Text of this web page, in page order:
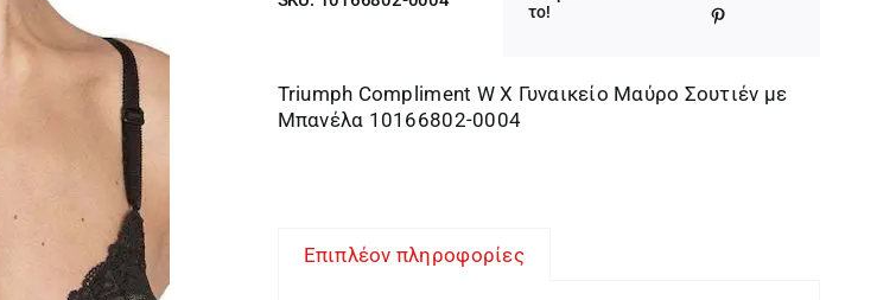
21,25 €.
το!
Triumph Compliment W X Γυναικείο Μαύρο Σουτιέν με
Μπανέλα 10166802-0004
Επιπλέον πληροφορίες